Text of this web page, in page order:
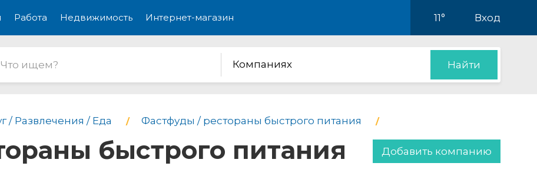
Работа Недвижимость Интернет-магазин 11° Вход
Компаниях Найти
/ Развлечения / Еда Фастфуды / рестораны быстрого питания
быстрого питания Добавить компанию